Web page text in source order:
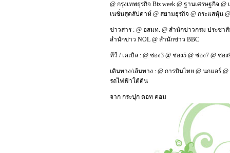
@ กรุงเทพธุรกิจ Biz week @ ฐานเศรษฐกิจ @
เนชั่นสุดสัปดาห์ @ สยามธุรกิจ @ กระแสหุ้น
ข่าวสาร : @ อสมท. @ สำนักข่าวกรม ประชา
สำนักข่าว NOL @ สำนักข่าว BBC
ทีวี / เคเบิล : @ ช่อง3 @ ช่อง5 @ ช่อง7 @ ช่อง
เดินทาง/เส้นทาง : @ การบินไทย @ นกแอร์ @
รถไฟฟ้าใต้ดิน
จาก กระปุก ดอท คอม